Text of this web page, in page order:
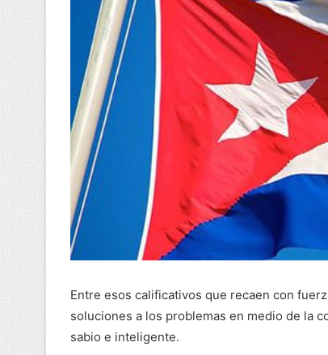
Entre esos calificativos que recaen con
soluciones a los problemas en medio de la
sabio e inteligente.